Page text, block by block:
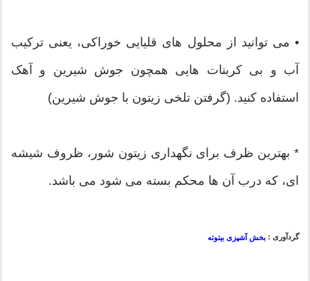
• می توانید از محلول های قلیایی خوراکی، یعنی ترکیب
آب و بی کربنات هایی همچون جوش شیرین و آهک
استفاده کنید. (گرفتن تلخی زیتون با جوش شیرین)
* بهترین ظرف برای نگهداری زیتون شور، ظروف شیشه
ای، که درب آن ها محکم بسته می شود می باشد.
گردآوری : بخش آشپزی بیتوته